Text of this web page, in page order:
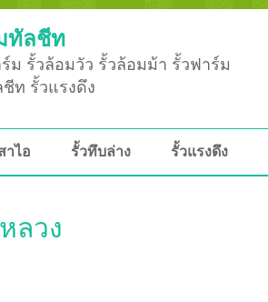
ทัลชีท
ม รั้วล้อมวัว รั้วล้อมม้า รั้วฟาร์ม
ท รั้วแรงดึง
าไอ รั้วทึบล่าง รั้วแรงดึง
ลวง